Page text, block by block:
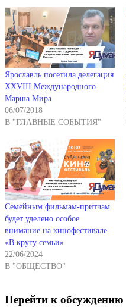
Ярославль посетила делегация
ХХVIII Международного
Марша Мира
06/07/2018
В "ГЛАВНЫЕ СОБЫТИЯ"
Семейным фильмам-притчам
будет уделено особое
внимание на кинофестивале
«В кругу семьи»
22/06/2024
В "ОБЩЕСТВО"
Перейти к обсуждению